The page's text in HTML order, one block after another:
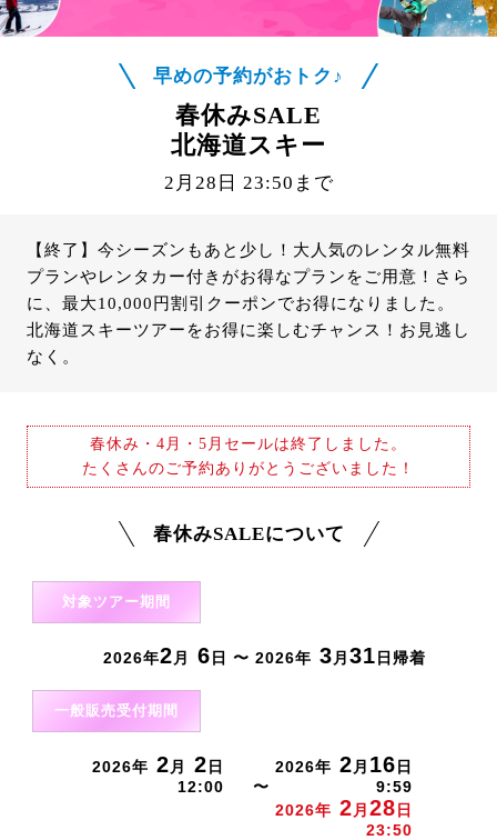
早めの予約がおトク♪
春休みSALE
北海道スキー
2月28日 23:50まで
【終了】今シーズンもあと少し！大人気のレンタル無料
プランやレンタカー付きがお得なプランをご用意！さら
に、最大10,000円割引クーポンでお得になりました。
北海道スキーツアーをお得に楽しむチャンス！お見逃し
なく。
春休み・4月・5月セールは終了しました。
たくさんのご予約ありがとうございました！
春休みSALEについて
対象ツアー期間
2026年2 月 6 日 〜 2026年 3 月 31 日帰着
一般販売受付期間
2026年 2 月 2 日
12:00
〜
2026年 2 月 16 日
9:59
2026年 2 月 28 日
23:50